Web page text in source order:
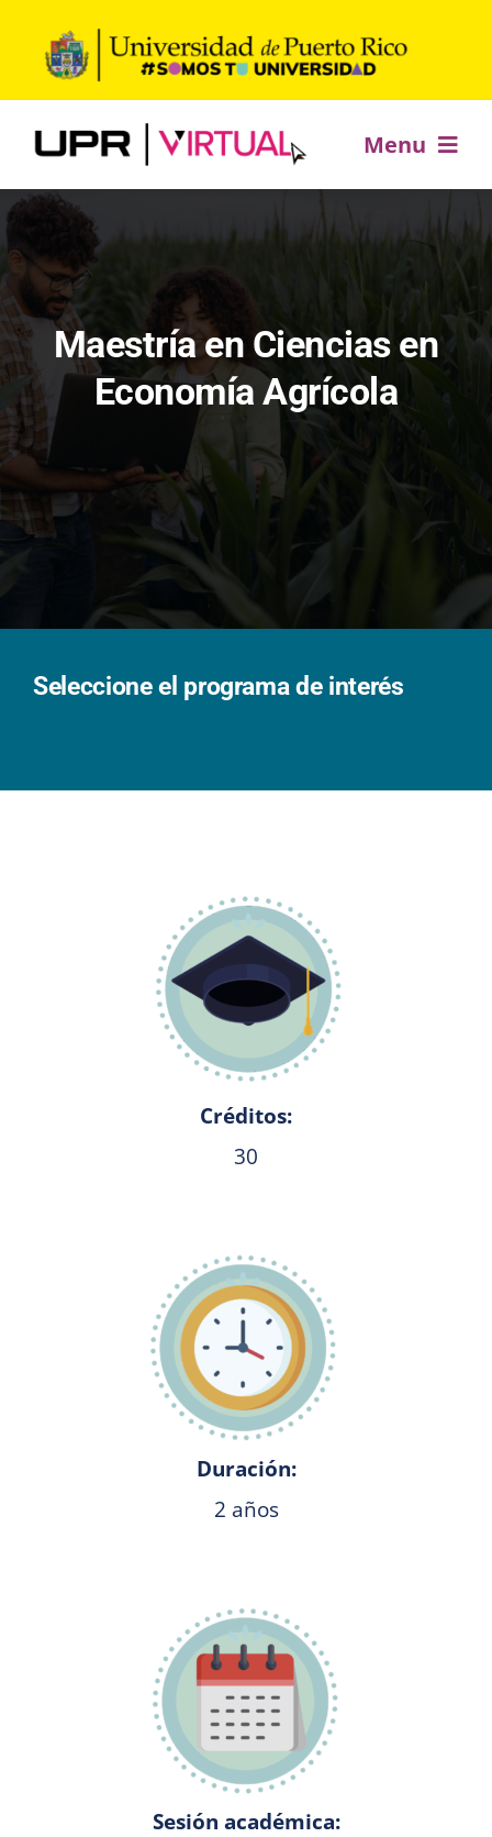
contenido
Menu
Ofrecimientos académicos
Desarrollo profesional
Estudia +
Solicita información
Maestría en Ciencias en
Economía Agrícola
Seleccione el programa de interés
Créditos:
30
Duración:
2 años
Sesión académica: